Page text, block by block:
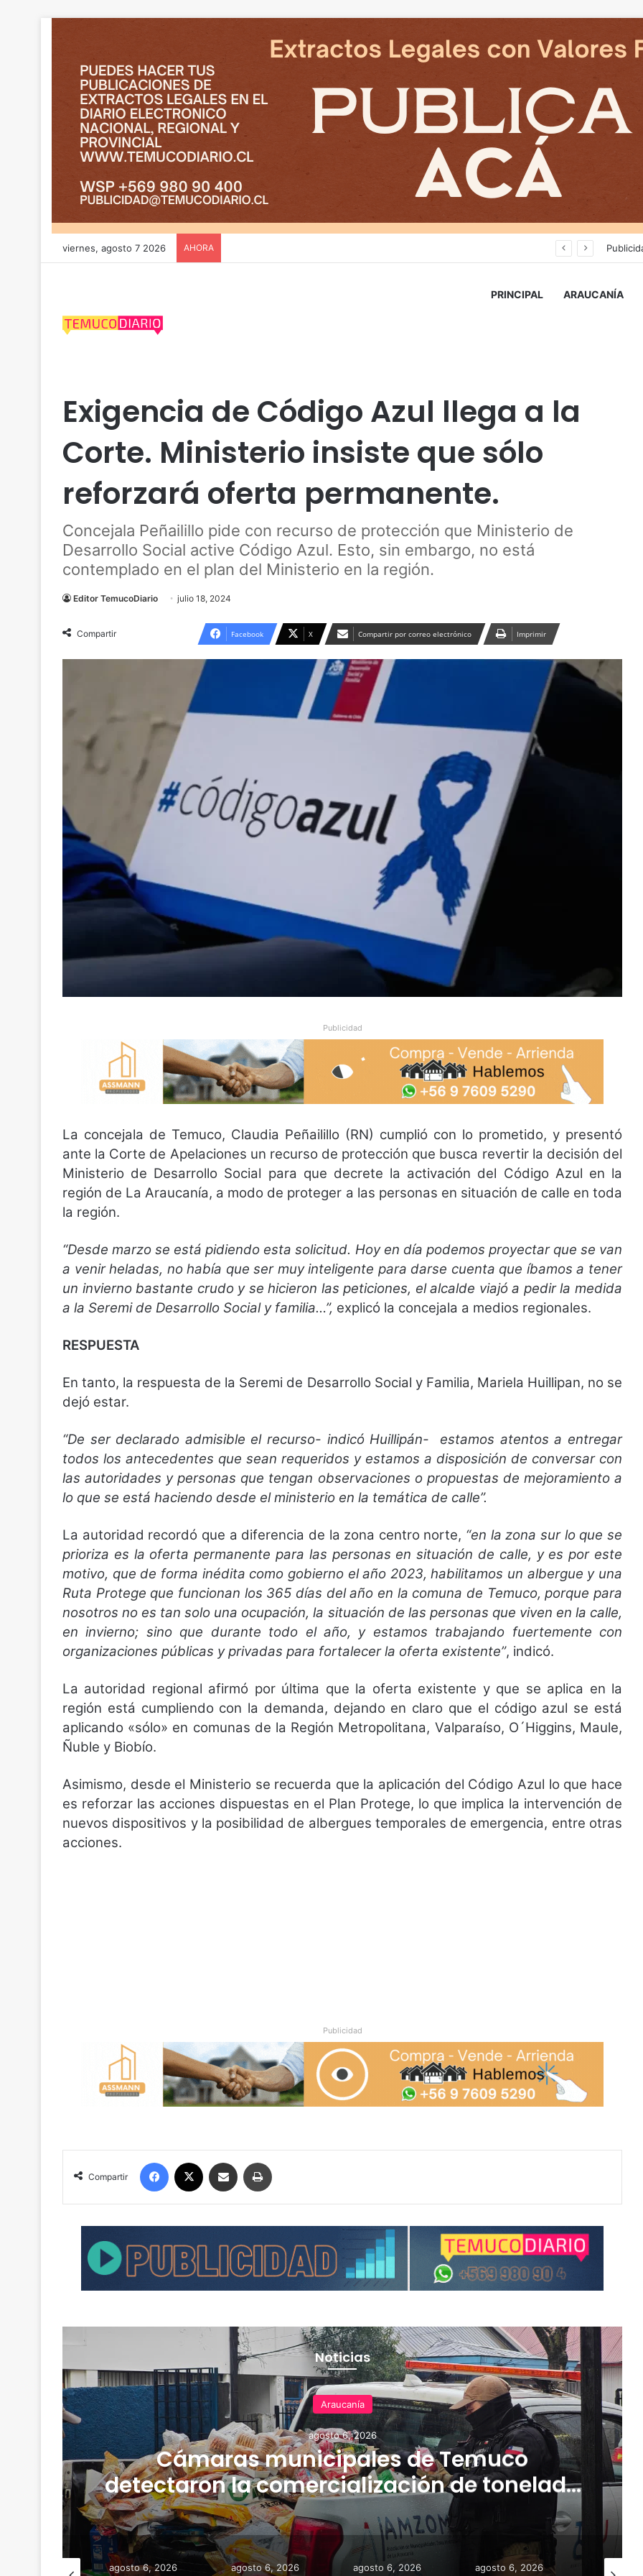
viernes, agosto 7 2026 AHORA
PRINCIPAL ARAUCANÍA
Exigencia de Código Azul llega a la
Corte. Ministerio insiste que sólo
reforzará oferta permanente.
Concejala Peñailillo pide con recurso de protección que Ministerio de
Desarrollo Social active Código Azul. Esto, sin embargo, no está
contemplado en el plan del Ministerio en la región.
Editor TemucoDiario julio 18, 2024
Compartir Facebook X Compartir por correo electrónico Imprimir
Publicidad
La concejala de Temuco, Claudia Peñailillo (RN) cumplió con lo prometido, y presentó
ante la Corte de Apelaciones un recurso de protección que busca revertir la decisión del
Ministerio de Desarrollo Social para que decrete la activación del Código Azul en la
región de La Araucanía, a modo de proteger a las personas en situación de calle en toda
la región.
“Desde marzo se está pidiendo esta solicitud. Hoy en día podemos proyectar que se van
a venir heladas, no había que ser muy inteligente para darse cuenta que íbamos a tener
un invierno bastante crudo y se hicieron las peticiones, el alcalde viajó a pedir la medida
a la Seremi de Desarrollo Social y familia…”, explicó la concejala a medios regionales.
RESPUESTA
En tanto, la respuesta de la Seremi de Desarrollo Social y Familia, Mariela Huillipan, no se
dejó estar.
“De ser declarado admisible el recurso- indicó Huillipán- estamos atentos a entregar
todos los antecedentes que sean requeridos y estamos a disposición de conversar con
las autoridades y personas que tengan observaciones o propuestas de mejoramiento a
lo que se está haciendo desde el ministerio en la temática de calle”.
La autoridad recordó que a diferencia de la zona centro norte, “en la zona sur lo que se
prioriza es la oferta permanente para las personas en situación de calle, y es por este
motivo, que de forma inédita como gobierno el año 2023, habilitamos un albergue y una
Ruta Protege que funcionan los 365 días del año en la comuna de Temuco, porque para
nosotros no es tan solo una ocupación, la situación de las personas que viven en la calle,
en invierno; sino que durante todo el año, y estamos trabajando fuertemente con
organizaciones públicas y privadas para fortalecer la oferta existente”, indicó.
La autoridad regional afirmó por última que la oferta existente y que se aplica en la
región está cumpliendo con la demanda, dejando en claro que el código azul se está
aplicando «sólo» en comunas de la Región Metropolitana, Valparaíso, O´Higgins, Maule,
Ñuble y Biobío.
Asimismo, desde el Ministerio se recuerda que la aplicación del Código Azul lo que hace
es reforzar las acciones dispuestas en el Plan Protege, lo que implica la intervención de
nuevos dispositivos y la posibilidad de albergues temporales de emergencia, entre otras
acciones.
Publicidad
Compartir
Noticias
Araucanía
agosto 6, 2026
Cámaras municipales de Temuco
detectaron la comercialización de tonelada
y media de mercadería asiática ilegal
agosto 6, 2026 agosto 6, 2026 agosto 6, 2026 agosto 6, 2026